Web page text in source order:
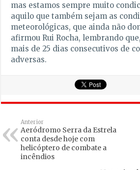
mas estamos sempre muito
aquilo que também sejam as
meteorológicas, que ainda não
afirmou Rui Rocha, lembrando
mais de 25 dias consecutivos de
adversas.
Anterior
Aeródromo Serra da Estrela
conta desde hoje com
helicóptero de combate a
incêndios